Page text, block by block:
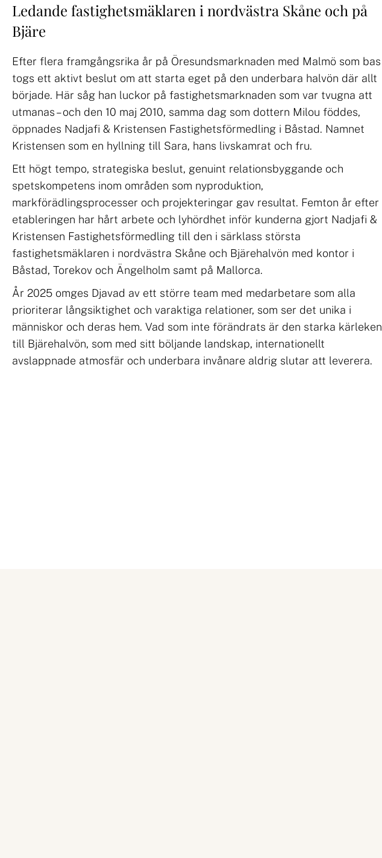
Ledande fastighetsmäklaren i nordvästra Skåne och på
Bjäre
Efter flera framgångsrika år på Öresundsmarknaden med Malmö som bas
togs ett aktivt beslut om att starta eget på den underbara halvön där allt
började. Här såg han luckor på fastighetsmarknaden som var tvugna att
utmanas – och den 10 maj 2010, samma dag som dottern Milou föddes,
öppnades Nadjafi & Kristensen Fastighetsförmedling i Båstad. Namnet
Kristensen som en hyllning till Sara, hans livskamrat och fru.
Ett högt tempo, strategiska beslut, genuint relationsbyggande och
spetskompetens inom områden som nyproduktion,
markförädlingsprocesser och projekteringar gav resultat. Femton år efter
etableringen har hårt arbete och lyhördhet inför kunderna gjort Nadjafi &
Kristensen Fastighetsförmedling till den i särklass största
fastighetsmäklaren i nordvästra Skåne och Bjärehalvön med kontor i
Båstad, Torekov och Ängelholm samt på Mallorca.
År 2025 omges Djavad av ett större team med medarbetare som alla
prioriterar långsiktighet och varaktiga relationer, som ser det unika i
människor och deras hem. Vad som inte förändrats är den starka kärleken
till Bjärehalvön, som med sitt böljande landskap, internationellt
avslappnade atmosfär och underbara invånare aldrig slutar att leverera.